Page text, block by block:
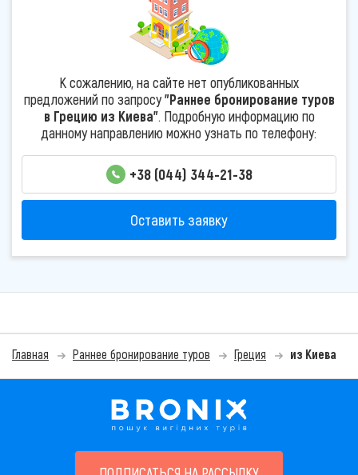
К сожалению, на сайте нет опубликованных
предложений по запросу"Раннее бронирование туров
в Грецию из Киева". Подробную информацию по
данному направлению можно узнать по телефону:
+38 (044) 344-21-38
Оставить заявку
Главная Раннее бронирование туров Греция из Киева